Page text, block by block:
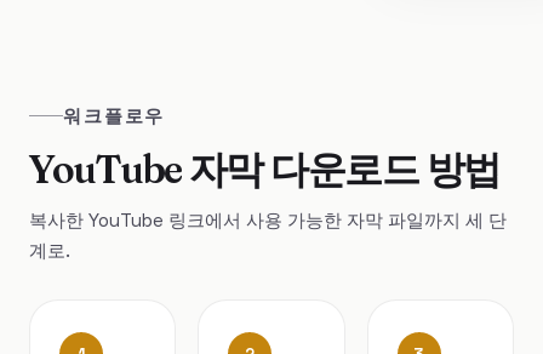
워크플로우
YouTube 자막 다운로드 방법
복사한 YouTube 링크에서 사용 가능한 자막 파일까지 세 단
계로.